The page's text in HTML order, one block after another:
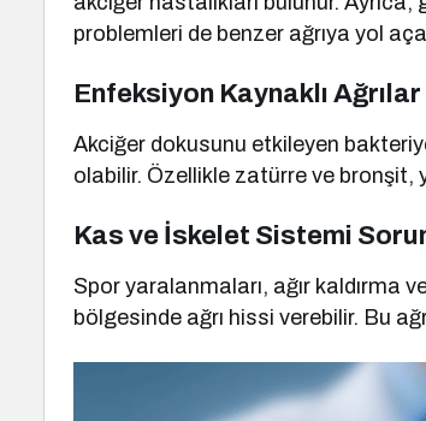
problemleri de benzer ağrıya yol
Enfeksiyon Kaynaklı Ağrılar
Akciğer dokusunu etkileyen
olabilir. Özellikle zatürre ve bronşit,
Kas ve İskelet Sistemi
Spor yaralanmaları, ağır kaldırma
bölgesinde ağrı hissi verebilir. Bu